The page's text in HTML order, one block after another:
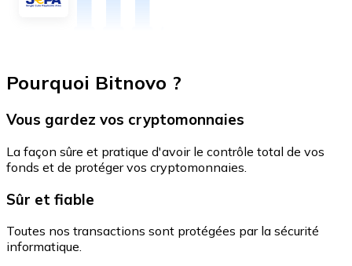
Pourquoi Bitnovo ?
Vous gardez vos cryptomonnaies
La façon sûre et pratique d'avoir le contrôle total de vos
fonds et de protéger vos cryptomonnaies.
Sûr et fiable
Toutes nos transactions sont protégées par la sécurité
informatique.